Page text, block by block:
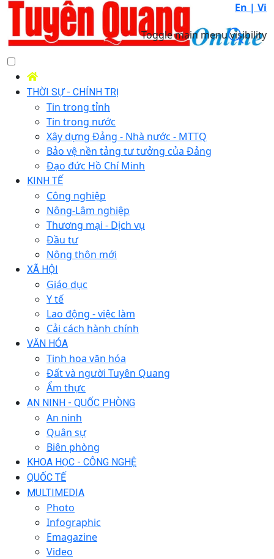
En | Vi
Toggle main menu visibility
THỜI SỰ - CHÍNH TRỊ
Tin trong tỉnh
Tin trong nước
Xây dựng Đảng - Nhà nước - MTTQ
Bảo vệ nền tảng tư tưởng của Đảng
Đạo đức Hồ Chí Minh
KINH TẾ
Công nghiệp
Nông-Lâm nghiệp
Thương mại - Dịch vụ
Đầu tư
Nông thôn mới
XÃ HỘI
Giáo dục
Y tế
Lao động - việc làm
Cải cách hành chính
VĂN HÓA
Tinh hoa văn hóa
Đất và người Tuyên Quang
Ẩm thực
AN NINH - QUỐC PHÒNG
An ninh
Quân sự
Biên phòng
KHOA HỌC - CÔNG NGHỆ
QUỐC TẾ
MULTIMEDIA
Photo
Infographic
Emagazine
Video